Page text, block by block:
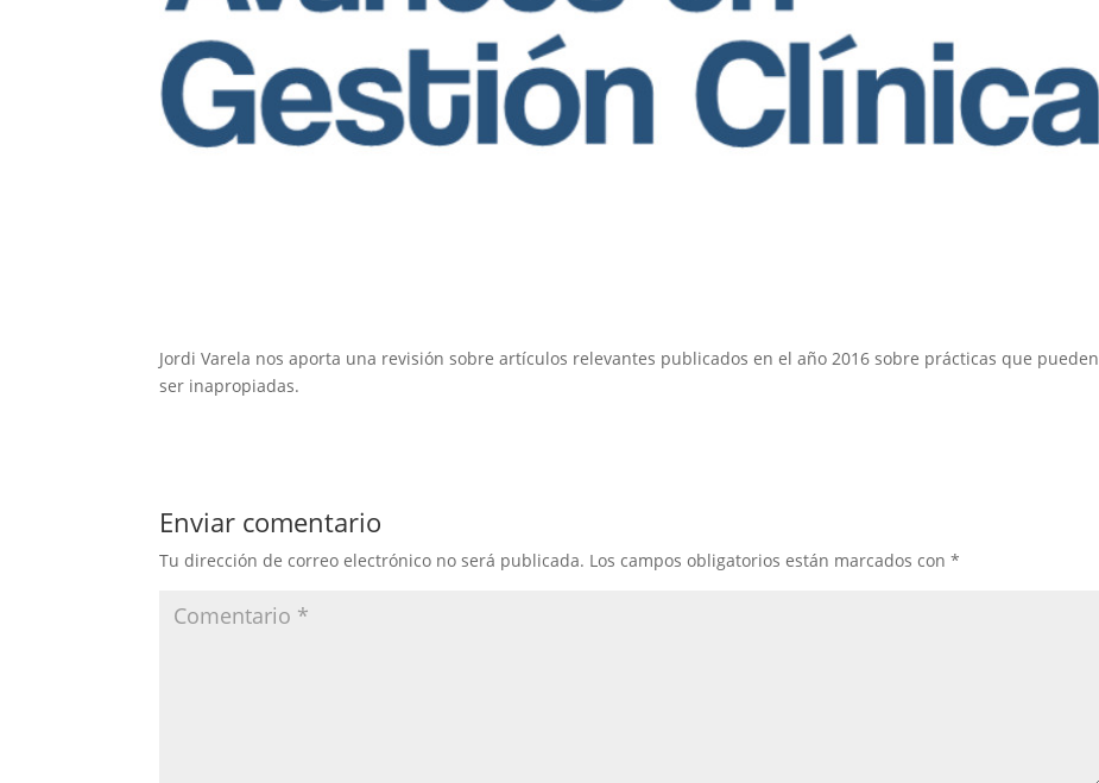
Jordi Varela nos aporta una revisión sobre artículos relevantes publicados en el año 2016 sobre prácticas que pueden
ser inapropiadas.
Enviar comentario
Tu dirección de correo electrónico no será publicada. Los campos obligatorios están marcados con*